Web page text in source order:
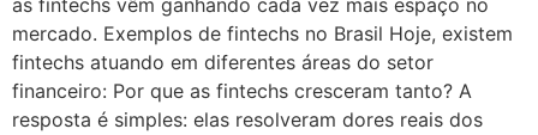
as fintechs vêm ganhando cada vez mais espaço no
mercado. Exemplos de fintechs no Brasil Hoje, existem
fintechs atuando em diferentes áreas do setor
financeiro: Por que as fintechs cresceram tanto? A
resposta é simples: elas resolveram dores reais dos